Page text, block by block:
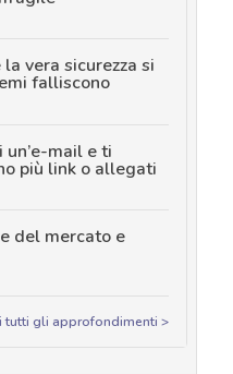
vera sicurezza si
falliscono
mail e ti
più link o allegati
del mercato e
tutti gli approfondimenti >